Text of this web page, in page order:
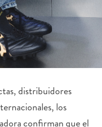
distribuidores
los
confirman que el
de los recursos más